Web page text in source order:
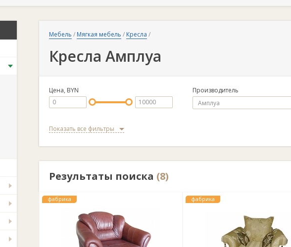
Мебель / Мягкая мебель / Кресла /
Кресла Амплуа
Цена, BYN Производитель
Показать все фильтры
Результаты поиска (8)
фабрика фабрика